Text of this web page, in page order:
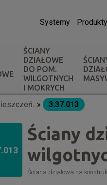
Systemy Produkty
ŚCIANY
DZIAŁOWE
DO POM.
WILGOTNYCH
I MOKRYCH
3.37.013
Ściany
Ściana działowa na